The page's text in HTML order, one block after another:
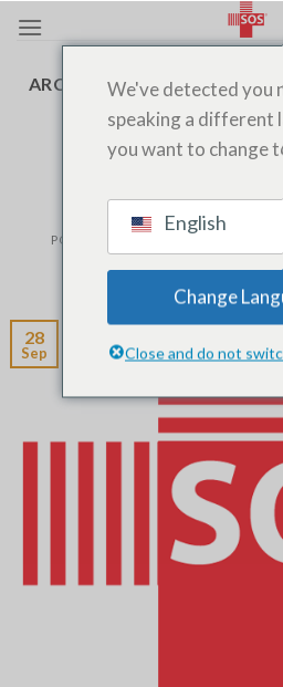
ARCHIVES PAR TAGS:SOS
MEDECIN À
NUIT,PRÉLÈVEMENT,
POSTÉ LE
320 320
28
Sep
We've detected you
speaking a different
you want to change
English
Change
Close and do not